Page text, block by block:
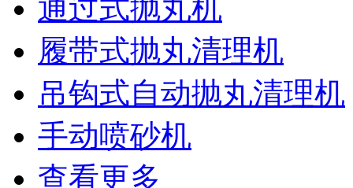
通过式抛丸机
履带式抛丸清理机
吊钩式自动抛丸清理机
手动喷砂机
查看更多